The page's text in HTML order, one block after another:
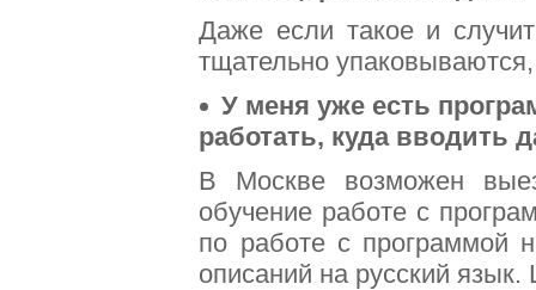
Даже если такое и
тщательно
У меня уже есть
работать, куда вводить
В Москве возможен
обучение работе с
по работе с программой
описаний на русский